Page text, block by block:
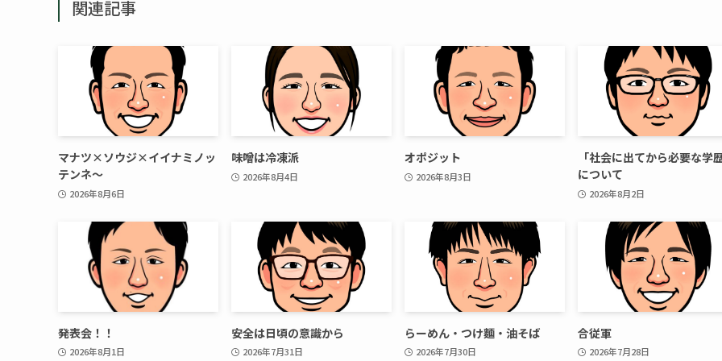
関連記事
マナツ×ソウジ×イイナミノッ
テンネ～
2026年8月6日
味噌は冷凍派
2026年8月4日
オポジット
2026年8月3日
「社会に出てから必要な学
について
2026年8月2日
発表会！！
2026年8月1日
安全は日頃の意識から
2026年7月31日
らーめん・つけ麵・油そば
2026年7月30日
合従軍
2026年7月28日